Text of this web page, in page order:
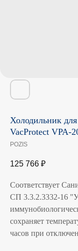
Холодильник
VacProtect VPA-
POZIS
125 766 ₽
Соответствует
СП 3.3.2.3332-16
сохраняет
часов при